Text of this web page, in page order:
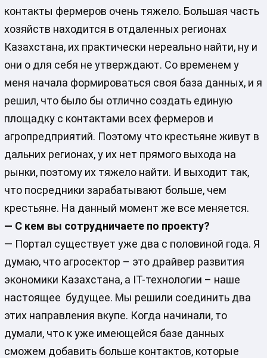
контакты фермеров очень тяжело. Большая часть
хозяйств находится в отдаленных регионах
Казахстана, их практически нереально найти, ну и
они о для себя не утверждают. Со временем у
меня начала формироваться своя база данных, и я
решил, что было бы отлично создать единую
площадку с контактами всех фермеров и
агропредприятий. Поэтому что крестьяне живут в
дальних регионах, у их нет прямого выхода на
рынки, поэтому их тяжело найти. И выходит так,
что посредники зарабатывают больше, чем
крестьяне. На данный момент же все меняется.
— С кем вы сотрудничаете по проекту?
— Портал существует уже два с половиной года. Я
думаю, что агросектор – это драйвер развития
экономики Казахстана, а IT-технологии – наше
настоящее будущее. Мы решили соединить два
этих направления вкупе. Когда начинали, то
думали, что к уже имеющейся базе данных
сможем добавить больше контактов, которые